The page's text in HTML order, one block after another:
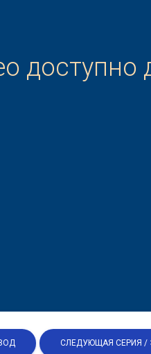
доступно
СЛЕДУЮЩАЯ СЕРИЯ /